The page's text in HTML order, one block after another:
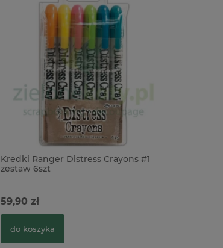
Kredki Ranger Distress Crayons #1
zestaw 6szt
59,90 zł
do koszyka